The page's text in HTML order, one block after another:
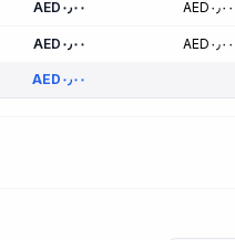
AED ٠٫٠٠ AED ٠٫٠٠
AED ٠٫٠٠ AED ٠٫٠٠
AED ٠٫٠٠